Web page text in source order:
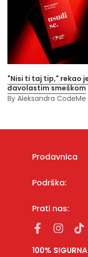
"Nisi ti taj tip," rekao
đavolastim smeškom
By Aleksandra CodeMe
Prodavnica
Podrška:
Prati nas:
100%